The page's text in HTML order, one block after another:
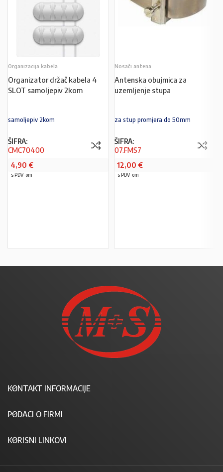
Organizacija kabela
Organizator držač kabela 4
SLOT samoljepiv 2kom
samoljepiv 2kom
ŠIFRA:
CMC70400
4,90 €
s PDV-om
Nosači antena
Antenska obujmica za
uzemljenje stupa
za stup promjera do 50mm
ŠIFRA:
07.FMS7
12,00 €
s PDV-om
KONTAKT INFORMACIJE
PODACI O FIRMI
KORISNI LINKOVI